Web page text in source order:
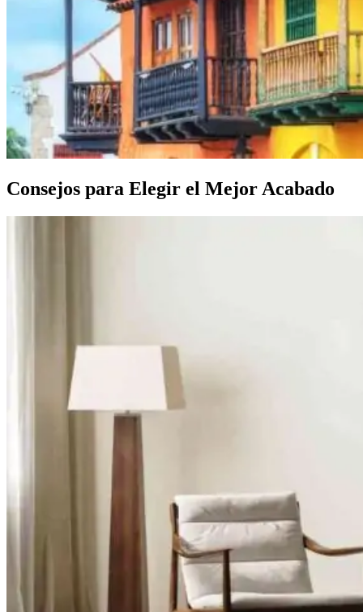
Consejos para Elegir el Mejor Acabado